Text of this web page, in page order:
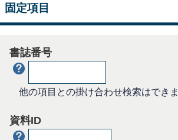
固定項目
書誌番号
他の項目との掛け合わせ検索はでき
資料ID